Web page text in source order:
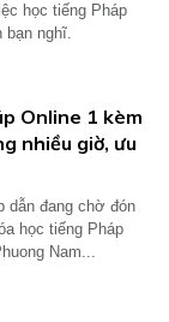
học tiếng Pháp
bạn nghĩ.
Online 1 kèm
nhiều giờ, ưu
dẫn đang chờ đón
học tiếng Pháp
Nam...